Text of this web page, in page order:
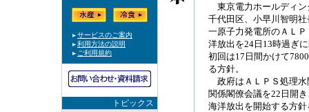
トピックス
東京電力ホールディン
千代田区、小早川智明
一原子力発電所のＡＬ
洋放出を24日13時過ぎ
初回は17日間かけて
る方針。
政府はＡＬＰＳ処理水
関係閣僚会議を22日開
海洋放出を開始する方